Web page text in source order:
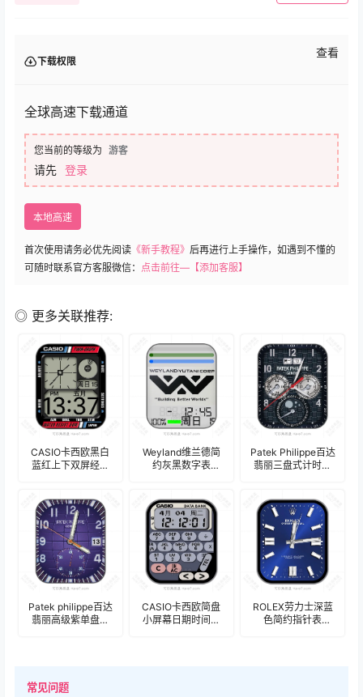
下载权限
查看
全球高速下载通道
您当前的等级为 游客
请先 登录
本地高速
首次使用请务必优先阅读 《新手教程》 后再进行上手操作，如遇到不懂的
可随时联系官方客服微信： 点击前往—【添加客服】
◎ 更多关联推荐:
CASIO卡西欧黑白
蓝红上下双屏经典
Weyland维兰德简
约灰黑数字表
Patek Philippe百达
翡丽三盘式计时码
Patek philippe百达
翡丽高级紫单盘式
CASIO卡西欧简盘
小屏幕日期时间表
ROLEX劳力士深蓝
色简约指针表
常见问题